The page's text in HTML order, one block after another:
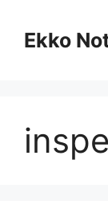
contenido
Ekko